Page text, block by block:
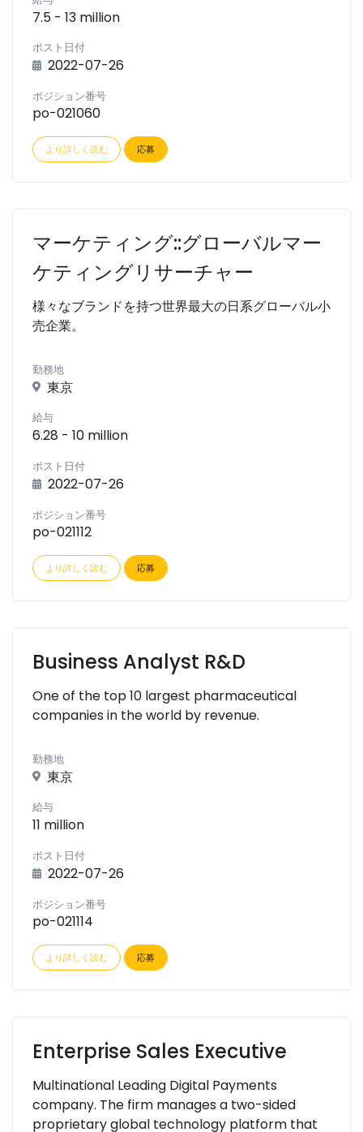
7.5 - 13 million
ポスト日付
2022-07-26
ポジション番号
po-021060
より詳しく読む 応募
マーケティング::グローバルマー
ケティングリサーチャー
様々なブランドを持つ世界最大の日系グローバル小
売企業。
勤務地
東京
給与
6.28 - 10 million
ポスト日付
2022-07-26
ポジション番号
po-021112
より詳しく読む 応募
Business Analyst R&D
One of the top 10 largest pharmaceutical
companies in the world by revenue.
勤務地
東京
給与
11 million
ポスト日付
2022-07-26
ポジション番号
po-021114
より詳しく読む 応募
Enterprise Sales Executive
Multinational Leading Digital Payments
company. The firm manages a two-sided
proprietary global technology platform that